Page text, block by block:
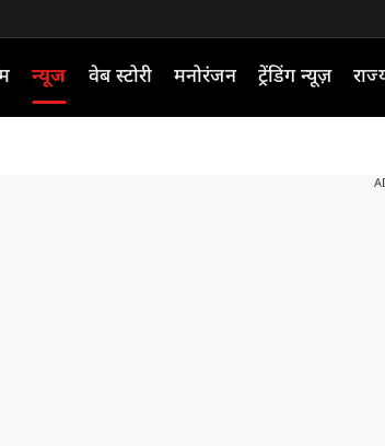
न्यूज वेब स्टोरी मनोरंजन ट्रेंडिंग न्यूज़